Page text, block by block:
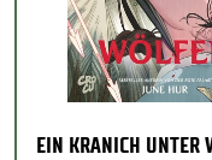
EIN KRANICH UNTER